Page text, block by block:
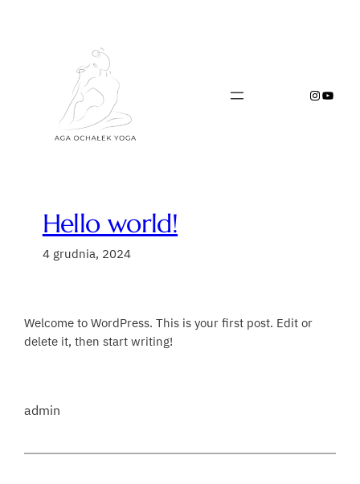
Hello world!
4 grudnia, 2024
Welcome to WordPress. This is your first post. Edit or
delete it, then start writing!
admin